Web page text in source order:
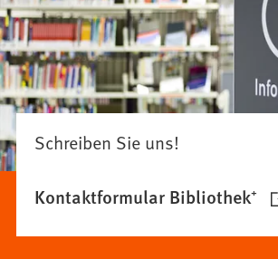
Schreiben Sie uns!
Kontaktformular Bibliothek⁺
(Öffnet